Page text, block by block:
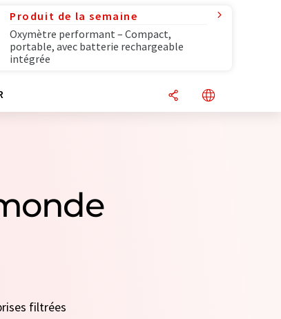
Produit de la semaine
Oxymètre performant – Compact,
portable, avec batterie rechargeable
intégrée
filtrées